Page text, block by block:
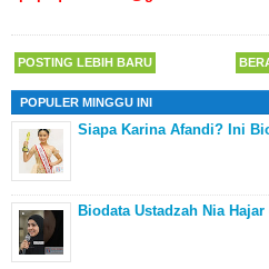
POSTING LEBIH BARU
POPULER MINGGU INI
Siapa Karina Afandi? Ini
Biodata Ustadzah Nia